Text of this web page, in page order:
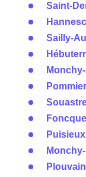
Saint-
Sailly-
Pommier
Puisieux
Plouvain